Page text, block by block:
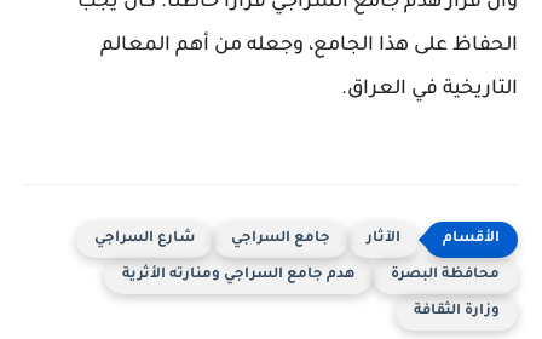
الحفاظ على هذا الجامع، وجعله من أهم المعالم
التاريخية في العراق.
الآثار جامع السراجي شارع السراجي
محافظة البصرة هدم جامع السراجي ومنارته الأثرية
وزارة الثقافة